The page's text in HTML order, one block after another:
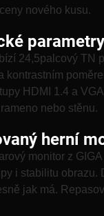
nového kusu.
24,5palcový TN
kontrastním
HDMI 1.4 a
nebo stěnu.
herní
monitor z
i stabilitu obrazu.
jak má.